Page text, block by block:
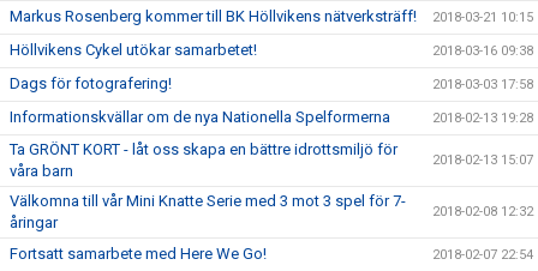
Markus Rosenberg kommer till BK Höllvikens nätverksträff! 2018-03-21 10:15
Höllvikens Cykel utökar samarbetet! 2018-03-16 09:38
Dags för fotografering! 2018-03-03 17:58
Informationskvällar om de nya Nationella Spelformerna 2018-02-13 19:28
Ta GRÖNT KORT - låt oss skapa en bättre idrottsmiljö för
våra barn
2018-02-13 15:07
Välkomna till vår Mini Knatte Serie med 3 mot 3 spel för 7-
åringar
2018-02-08 12:32
Fortsatt samarbete med Here We Go! 2018-02-07 22:54